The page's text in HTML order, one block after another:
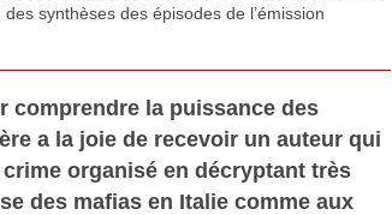
synthèses des épisodes de l’émission
comprendre la puissance des
a la joie de recevoir un auteur qui
organisé en décryptant très
des mafias en Italie comme aux